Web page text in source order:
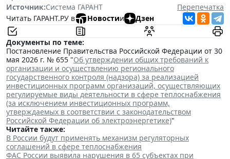
Источник:Система ГАРАНТ
Перепечатка
Читать ГАРАНТ.РУ в
Новостии Дзен
Документы по теме:
Постановление Правительства Российской Федерации от 30
мая 2026 г. № 655 "Об утверждении общих требований к
организации и осуществлению регионального
государственного контроля (надзора) за реализацией
инвестиционных программ организаций, осуществляющих
регулируемые виды деятельности в сфере теплоснабжения
(за исключением инвестиционных программ,
утверждаемых в соответствии с законодательством
Российской Федерации об электроэнергетике)"
Читайте также:
В России будут применять механизм регуляторных
соглашений в сфере теплоснабжения
ФАС России выявила нарушения в 65 субъектах при